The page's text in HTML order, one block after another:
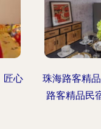
匠心
珠海路客精
路客精品民